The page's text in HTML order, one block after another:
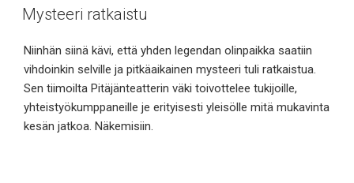
Mysteeri ratkaistu
Niinhän siinä kävi, että yhden legendan olinpaikka saatiin
vihdoinkin selville ja pitkäaikainen mysteeri tuli ratkaistua.
Sen tiimoilta Pitäjänteatterin väki toivottelee tukijoille,
yhteistyökumppaneille je erityisesti yleisölle mitä mukavinta
kesän jatkoa. Näkemisiin.